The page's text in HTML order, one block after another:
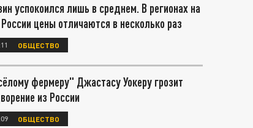
успокоился лишь в среднем. В регионах на
цены отличаются в несколько раз
ОБЩЕСТВО
фермеру" Джастасу Уокеру грозит
из России
ОБЩЕСТВО